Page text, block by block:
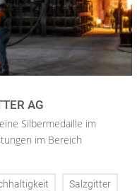
AG
Silbermedaille im
im Bereich
Salzgitter